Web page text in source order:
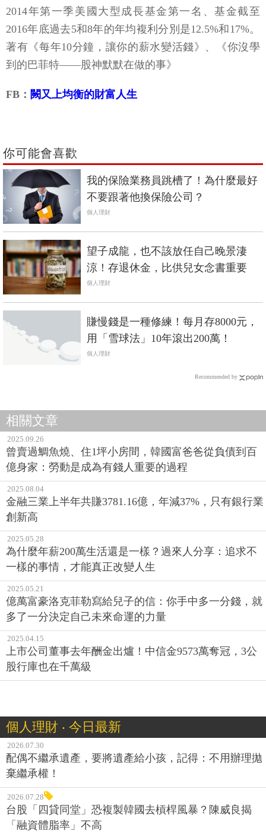
2014年第一季美國大型成長基金第一名、基金截至
2016年底過去5和8年的年均複利分別是12.5%和17%。
著有《每年10分鐘，讓你的薪水變活錢》、《你沒學
到的巴菲特——股神默默在做的事》
FB： 闕又上均衡的財富人生
你可能會喜歡
我的保險業務員跳槽了！為什麼最好
不要跟著他換保險公司？
個人理財
望子成龍，也不該放任自己晚景淒
涼！存退休金，比供兒女念書重要
個人理財
賺慢錢是一種修練！每月存8000元，
用「雪球法」10年滾出200萬！
個人理財
Recommended by
相關文章
2025.09.26
曾賣過鯛魚燒、住1坪小房間，韓國富爸爸從負債到百
億身家：勞動是成為有錢人重要的過程
2025.08.04
金融三業上半年共賺3781.16億，年減37%，只有銀行業
創新高
2025.05.28
為什麼年薪200萬生活還是一樣？過來人分享：追求不
一樣的事情，才能真正改變人生
2025.05.21
億萬富豪洛克菲勒寫給兒子的信：你手中多一分錢，就
多了一分決定自己未來命運的力量
2025.04.15
上市公司董事去年酬金出爐！中信金9573萬奪冠，3公
股行庫也在千萬級
個人理財 ‧ 今日最新
2026.07.30
配偶不繼承遺產，要將遺產給小孩，記得：不用辦理拋
棄繼承權！
2026.07.28
台股「四貸同堂」恐複製韓國去槓桿風暴？陳威良揭
「融資體脂率」不高